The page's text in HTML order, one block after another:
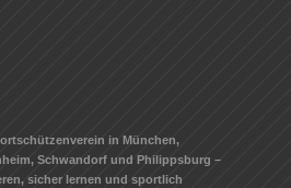
in München,
Schwandorf und Philippsburg –
sicher lernen und sportlich